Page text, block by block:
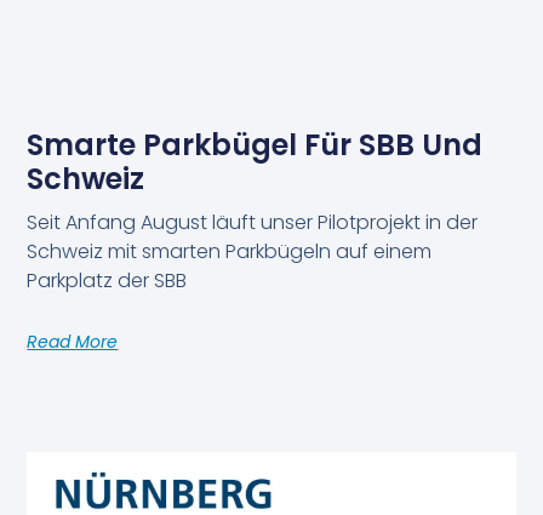
Smarte Parkbügel Für SBB Und
Schweiz
Seit Anfang August läuft unser Pilotprojekt in der
Schweiz mit smarten Parkbügeln auf einem
Parkplatz der SBB
Read More